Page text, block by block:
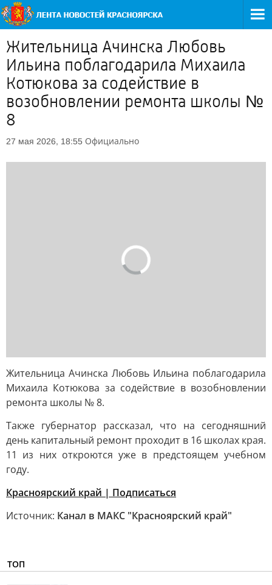
Жительница Ачинска Любовь
Ильина поблагодарила Михаила
Котюкова за содействие в
возобновлении ремонта школы №
8
27 мая 2026, 18:55 Официально
Жительница Ачинска Любовь Ильина поблагодарила
Михаила Котюкова за содействие в возобновлении
ремонта школы № 8.
Также губернатор рассказал, что на сегодняшний
день капитальный ремонт проходит в 16 школах края.
11 из них откроются уже в предстоящем учебном
году.
Красноярский край | Подписаться
Источник: Канал в МАКС "Красноярский край"
ТОП